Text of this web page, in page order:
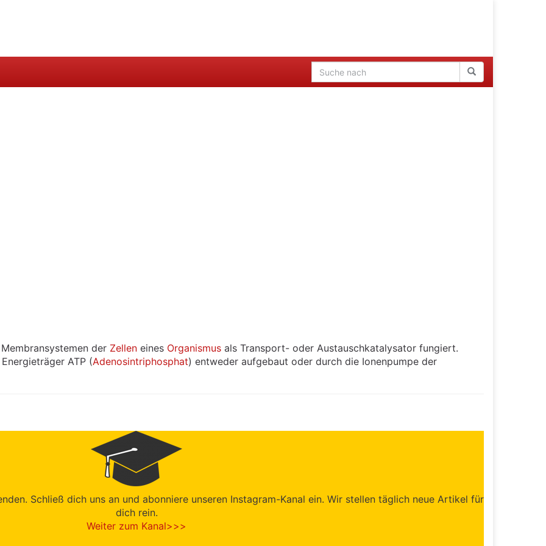
der Zellen eines Organismus als Transport- oder Austauschkatalysator fungiert.
ATP (Adenosintriphosphat) entweder aufgebaut oder durch die Ionenpumpe der
Schließ dich uns an und abonniere unseren Instagram-Kanal ein. Wir stellen täglich neue Artikel für
dich rein.
Weiter zum Kanal>>>